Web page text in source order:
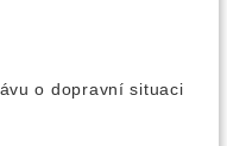
o dopravní situaci